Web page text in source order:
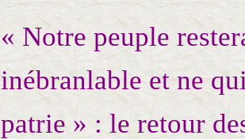
« Notre peuple
inébranlable et ne
patrie » : le retour